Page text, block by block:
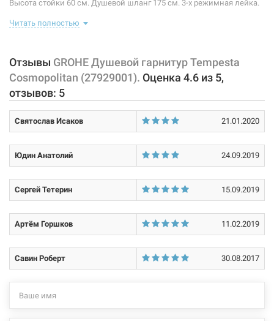
Высота стойки 60 см. Душевой шланг 175 см. 3-х режимная лейка.
Характеристики и конфигурация изделия, а также комплектация
не несет.
Читать полностью
Отзывы GROHE Душевой гарнитур Tempesta
Cosmopolitan (27929001). Оценка 4.6 из 5,
отзывов: 5
Святослав Исаков 21.01.2020
Юдин Анатолий 24.09.2019
Сергей Тетерин 15.09.2019
Артём Горшков 11.02.2019
Савин Роберт 30.08.2017